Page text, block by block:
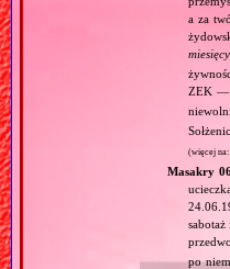
a za
ZEK
(więcej
Masakry
po